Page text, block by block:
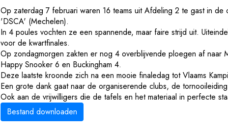
Op zaterdag 7 februari waren 16 teams uit Afdeling 2 te gast in
'DSCA' (Mechelen).
In 4 poules vochten ze een spannende, maar faire strijd uit.
voor de kwartfinales.
Op zondagmorgen zakten er nog 4 overblijvende ploegen af naar
Happy Snooker 6 en Buckingham 4.
Deze laatste kroonde zich na een mooie finaledag tot Vlaams
Een grote dank gaat naar de organiserende clubs, de
Ook aan de vrijwilligers die de tafels en het materiaal in perfecte
Bestand downloaden